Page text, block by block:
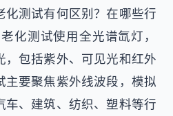
化测试有何区别？在哪些行
化测试使用全光谱氙灯，
，包括紫外、可见光和红外
主要聚焦紫外线波段，模拟
车、建筑、纺织、塑料等行